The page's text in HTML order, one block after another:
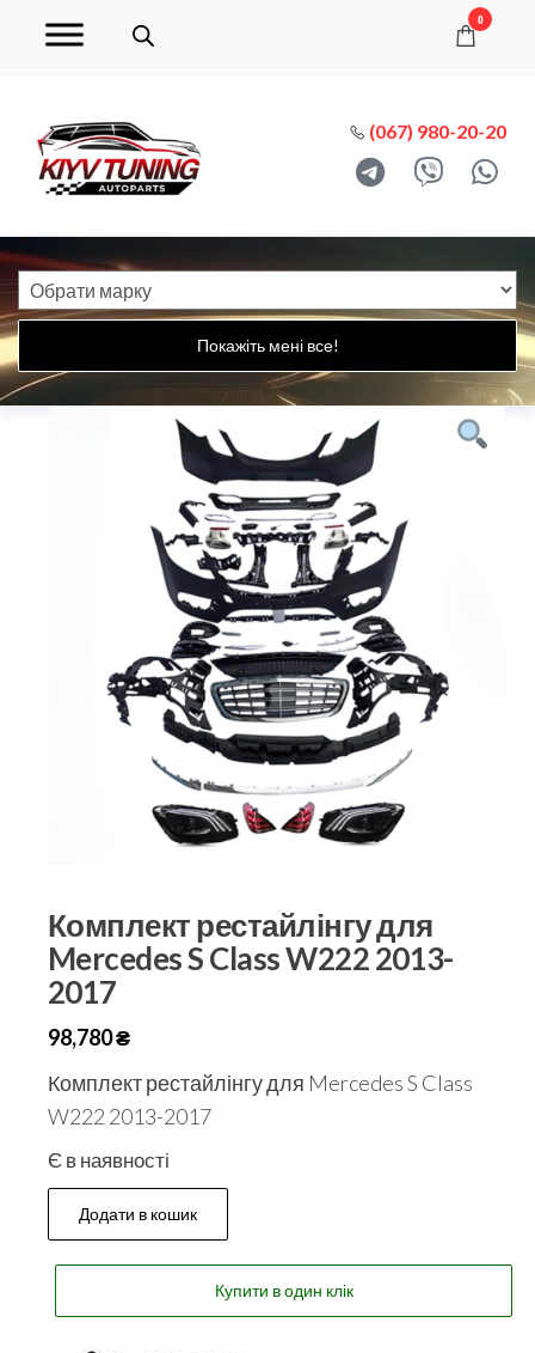
0
(067) 980-20-20
Покажіть мені все!
Комплект рестайлінгу для
Mercedes S Class W222 2013-
2017
98,780₴
Комплект рестайлінгу для Mercedes S Class
W222 2013-2017
Є в наявності
Додати в кошик
Купити в один клік